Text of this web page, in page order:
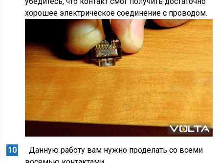
хорошее электрическое соединение с проводом.
Данную работу вам нужно проделать со всеми